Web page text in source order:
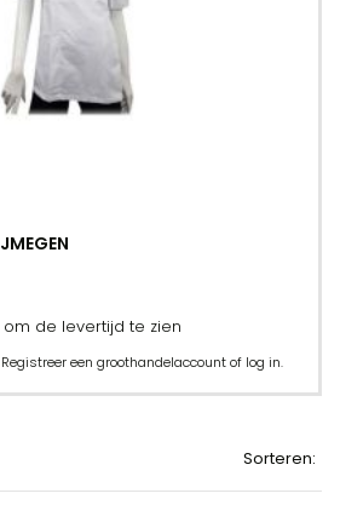
de levertijd te zien
een groothandelaccount of log in.
Sorteren: